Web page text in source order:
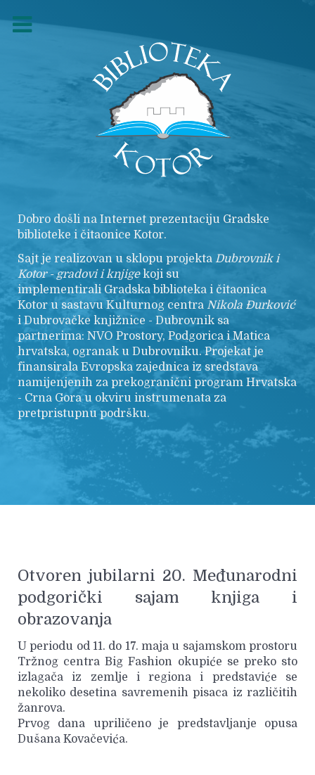
Dobro došli na Internet prezentaciju Gradske
biblioteke i čitaonice Kotor.
Sajt je realizovan u sklopu projekta Dubrovnik i
Kotor - gradovi i knjigekoji su
implementirali Gradska biblioteka i čitaonica
Kotor u sastavu Kulturnog centra Nikola Đurković
i Dubrovačke knjižnice - Dubrovnik sa
partnerima: NVO Prostory, Podgorica i Matica
hrvatska, ogranak u Dubrovniku. Projekat je
finansirala Evropska zajednica iz sredstava
namijenjenih za prekogranični program Hrvatska
- Crna Gora u okviru instrumenata za
pretpristupnu podršku.
Otvoren jubilarni 20. Međunarodni
podgorički sajam knjiga i
obrazovanja
U periodu od 11. do 17. maja u sajamskom prostoru
Tržnog centra Big Fashion okupiće se preko sto
izlagača iz zemlje i regiona i predstaviće se
nekoliko desetina savremenih pisaca iz različitih
žanrova.
Prvog dana upriličeno je predstavljanje opusa
Dušana Kovačevića.